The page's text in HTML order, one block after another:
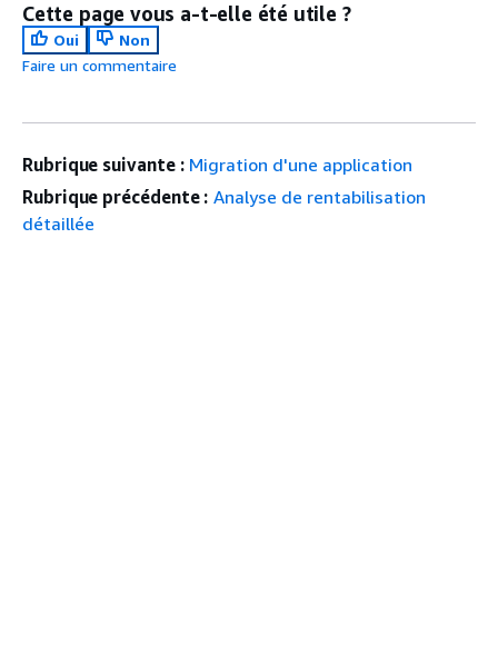
Cette page vous a-t-elle été utile ?
Oui
Non
Faire un commentaire
Rubrique suivante : Migration d'une application
Rubrique précédente : Analyse de rentabilisation
détaillée